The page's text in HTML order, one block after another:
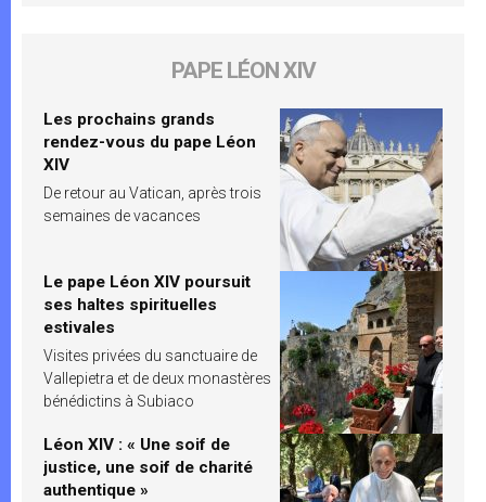
PAPE LÉON XIV
Les prochains grands
rendez-vous du pape Léon
XIV
De retour au Vatican, après trois
semaines de vacances
Le pape Léon XIV poursuit
ses haltes spirituelles
estivales
Visites privées du sanctuaire de
Vallepietra et de deux monastères
bénédictins à Subiaco
Léon XIV : « Une soif de
justice, une soif de charité
authentique »